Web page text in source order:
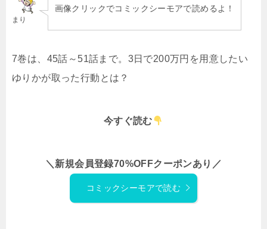
まり
画像クリックでコミックシーモアで読めるよ！
7巻は、45話～51話まで。3日で200万円を用意したい
ゆりかが取った行動とは？
今すぐ読む
＼新規会員登録70%OFFクーポンあり／
コミックシーモアで読む